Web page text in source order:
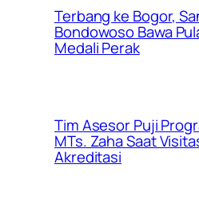
Terbang ke Bogor,
Bondowoso Bawa
Medali Perak
Tim Asesor Puji
MTs. Zaha Saat
Akreditasi